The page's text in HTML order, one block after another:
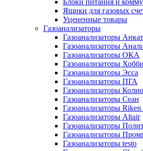
Блоки питания и
Ящики для газовых
Уцененные товары
Газоанализаторы
Газоанализаторы Анкат
Газоанализаторы
Газоанализаторы ОКА
Газоанализаторы
Газоанализаторы Эсса
Газоанализаторы ПГА
Газоанализаторы
Газоанализаторы Сеан
Газоанализаторы
Газоанализаторы Altair
Газоанализаторы
Газоанализаторы
Газоанализаторы testo